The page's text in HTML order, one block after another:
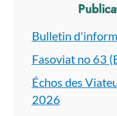
Bulletin
Fasoviat no 63
Échos des
2026